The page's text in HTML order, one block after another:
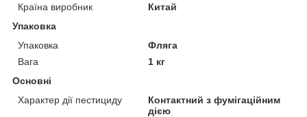
Країна виробник
Китай
Упаковка
Упаковка
Фляга
Вага
1 кг
Основні
Характер дії пестициду
Контактний з фумігаційним
дією